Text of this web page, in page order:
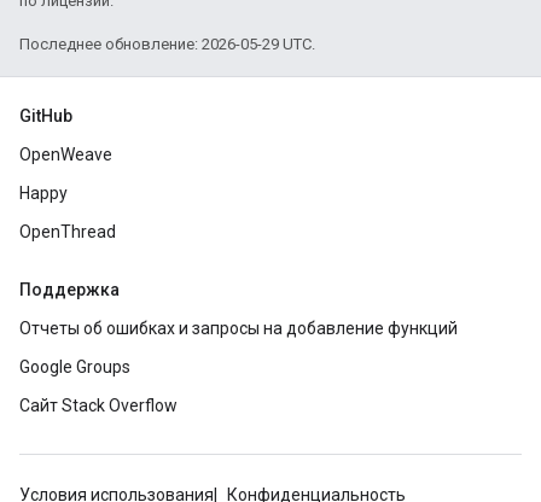
Последнее обновление: 2026-05-29 UTC.
GitHub
OpenWeave
Happy
OpenThread
Поддержка
Отчеты об ошибках и запросы на добавление функций
Google Groups
Сайт Stack Overflow
Условия использования Конфиденциальность